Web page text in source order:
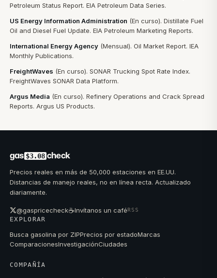
Petroleum Status Report. EIA Petroleum Data Series.
US Energy Information Administration (En curso). Distillate Fuel
Oil and Diesel Fuel Update. EIA Petroleum Marketing Reports.
International Energy Agency (Mensual). Oil Market Report. IEA
Monthly Publications.
FreightWaves (En curso). SONAR Trucking Spot Rate Index.
FreightWaves SONAR Data Platform.
Argus Media (En curso). Refinery Operations and Crack Spread
Reports. Argus US Products.
gas $3.08 check
Precios reales en más de 50,000 estaciones en EE.UU.
Distancias de manejo reales, no en línea recta. Actualizado
diariamente.
@gaspricecheck☕Invítanos un caféRSS
EXPLORAR
Busca gasolina por ZIPPrecios por estadoMarcas
ComparacionesInvestigaciónCiudades
COMPAÑÍA